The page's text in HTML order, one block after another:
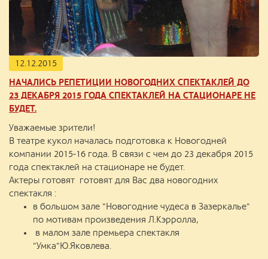
12.12.2015
НАЧАЛИСЬ РЕПЕТИЦИИ НОВОГОДНИХ СПЕКТАКЛЕЙ ДО
23 ДЕКАБРЯ 2015 ГОДА СПЕКТАКЛЕЙ НА СТАЦИОНАРЕ НЕ
БУДЕТ.
Уважаемые зрители!
В театре кукол началась подготовка к Новогодней
компании 2015-16 года. В связи с чем до 23 декабря 2015
года спектаклей на стационаре не будет.
Актеры готовят готовят для Вас два новогодних
спектакля :
в большом зале "Новогодние чудеса в Зазеркалье"
по мотивам произведения Л.Кэрролла,
в малом зале премьера спектакля
"Умка"Ю.Яковлева.